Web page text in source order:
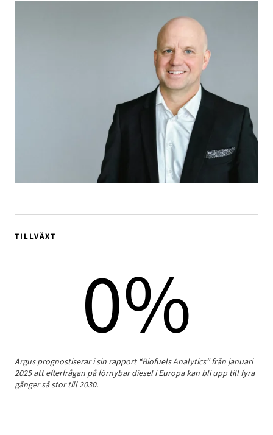
0%
Argus prognostiserar i sin rapport “Biofuels Analytics” från januari
2025 att efterfrågan på förnybar diesel i Europa kan bli upp till fyra
gånger så stor till 2030.
TILLVÄXT